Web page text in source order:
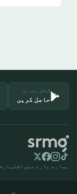
گوگل پلے پر
حاصل کریں
ہمارے بارے میں اشتہار